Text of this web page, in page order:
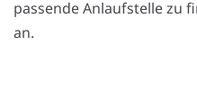
passende Anlaufstelle zu
an.